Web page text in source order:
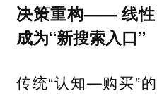
决策重构—— 线性
成为“新搜索入口”
传统“认知—购买”